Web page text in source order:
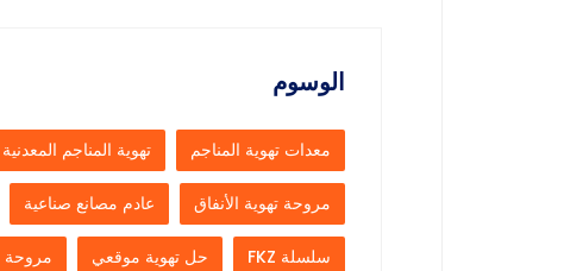
الوسوم
معدات تهوية المناجم تهوية المناجم المعدنية
مروحة تهوية الأنفاق عادم مصانع صناعية
سلسلة FKZ حل تهوية موقعي مروحة